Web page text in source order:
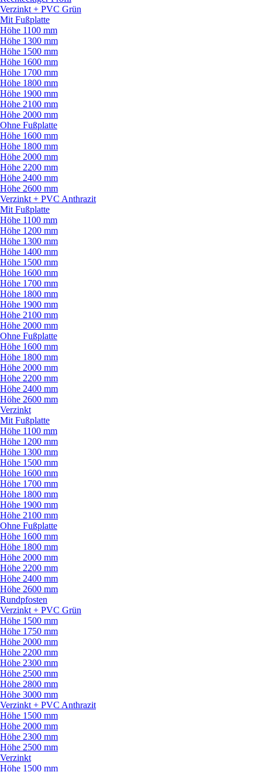
Verzinkt + PVC Grün
Mit Fußplatte
Höhe 1100 mm
Höhe 1300 mm
Höhe 1500 mm
Höhe 1600 mm
Höhe 1700 mm
Höhe 1800 mm
Höhe 1900 mm
Höhe 2100 mm
Höhe 2000 mm
Ohne Fußplatte
Höhe 1600 mm
Höhe 1800 mm
Höhe 2000 mm
Höhe 2200 mm
Höhe 2400 mm
Höhe 2600 mm
Verzinkt + PVC Anthrazit
Mit Fußplatte
Höhe 1100 mm
Höhe 1200 mm
Höhe 1300 mm
Höhe 1400 mm
Höhe 1500 mm
Höhe 1600 mm
Höhe 1700 mm
Höhe 1800 mm
Höhe 1900 mm
Höhe 2100 mm
Höhe 2000 mm
Ohne Fußplatte
Höhe 1600 mm
Höhe 1800 mm
Höhe 2000 mm
Höhe 2200 mm
Höhe 2400 mm
Höhe 2600 mm
Verzinkt
Mit Fußplatte
Höhe 1100 mm
Höhe 1200 mm
Höhe 1300 mm
Höhe 1500 mm
Höhe 1600 mm
Höhe 1700 mm
Höhe 1800 mm
Höhe 1900 mm
Höhe 2100 mm
Ohne Fußplatte
Höhe 1600 mm
Höhe 1800 mm
Höhe 2000 mm
Höhe 2200 mm
Höhe 2400 mm
Höhe 2600 mm
Rundpfosten
Verzinkt + PVC Grün
Höhe 1500 mm
Höhe 1750 mm
Höhe 2000 mm
Höhe 2200 mm
Höhe 2300 mm
Höhe 2500 mm
Höhe 2800 mm
Höhe 3000 mm
Verzinkt + PVC Anthrazit
Höhe 1500 mm
Höhe 2000 mm
Höhe 2300 mm
Höhe 2500 mm
Verzinkt
Höhe 1500 mm